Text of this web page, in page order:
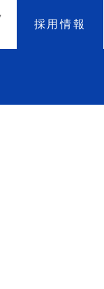
採用情報